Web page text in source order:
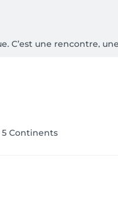
C’est une rencontre,
grâce à
5 Continents